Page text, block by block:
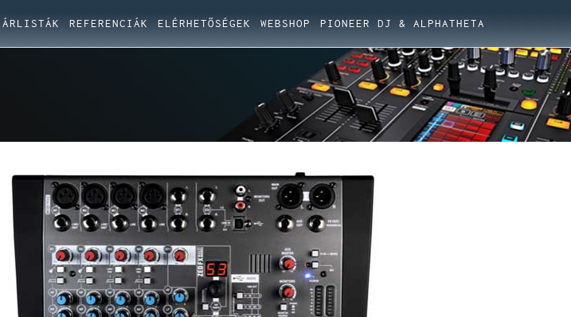
ÁRLISTÁK REFERENCIÁK ELÉRHETŐSÉGEK WEBSHOP PIONEER DJ & ALPHATHETA